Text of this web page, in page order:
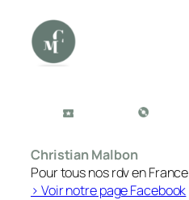
Christian Malbon
Pour tous nos rdv en France
> Voir notre page Facebook